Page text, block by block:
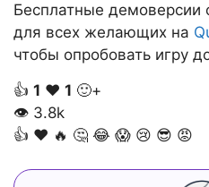
Бесплатные демоверсии
для всех желающих на
чтобы опробовать игру
👍 1 ❤️ 1 🙂+
👁 3.8k
👍 ❤️ 🔥 🤔 😂 😱 😢 😎 😡